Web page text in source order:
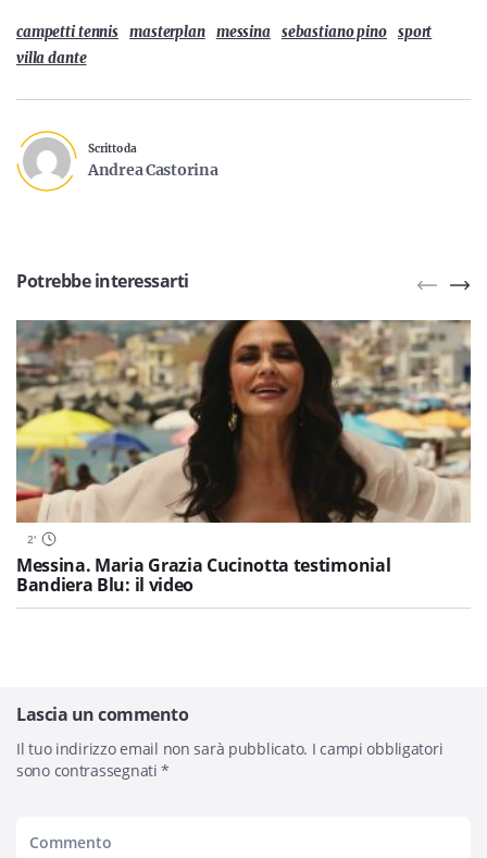
campetti tennis masterplan messina sebastiano pino sport
villa dante
Scritto da
Andrea Castorina
Potrebbe interessarti
2'
Messina. Maria Grazia Cucinotta testimonial
Bandiera Blu: il video
Lascia un commento
Il tuo indirizzo email non sarà pubblicato. I campi obbligatori
sono contrassegnati*